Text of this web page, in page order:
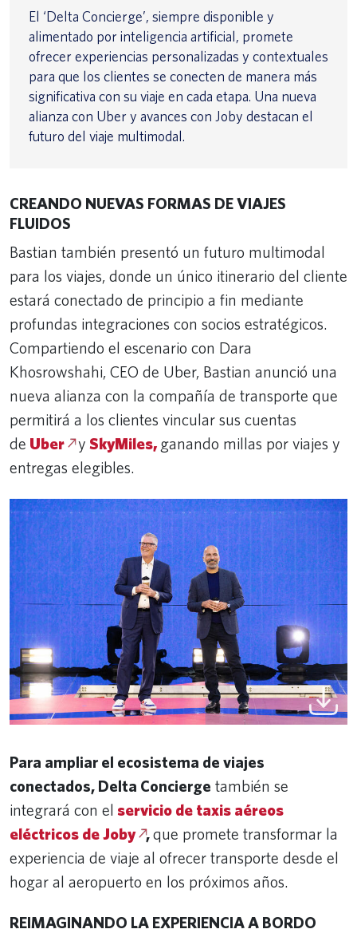
El ‘Delta Concierge’, siempre disponible y
alimentado por inteligencia artificial, promete
ofrecer experiencias personalizadas y contextuales
para que los clientes se conecten de manera más
significativa con su viaje en cada etapa. Una nueva
alianza con Uber y avances con Joby destacan el
futuro del viaje multimodal.
CREANDO NUEVAS FORMAS DE VIAJES
FLUIDOS
Bastian también presentó un futuro multimodal
para los viajes, donde un único itinerario del cliente
estará conectado de principio a fin mediante
profundas integraciones con socios estratégicos.
Compartiendo el escenario con Dara
Khosrowshahi, CEO de Uber, Bastian anunció una
nueva alianza con la compañía de transporte que
permitirá a los clientes vincular sus cuentas
de Uber ySkyMiles, ganando millas por viajes y
entregas elegibles.
Para ampliar el ecosistema de viajes
conectados, Delta Concierge también se
integrará con el servicio de taxis aéreos
eléctricos de Joby ,que promete transformar la
experiencia de viaje al ofrecer transporte desde el
hogar al aeropuerto en los próximos años.
REIMAGINANDO LA EXPERIENCIA A BORDO